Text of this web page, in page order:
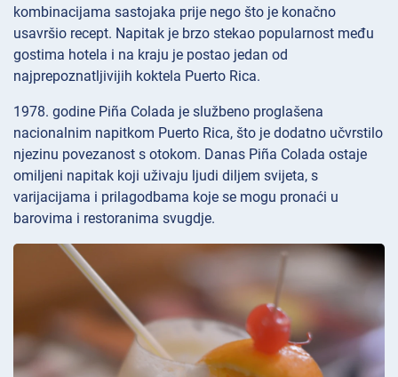
kombinacijama sastojaka prije nego što je konačno
usavršio recept. Napitak je brzo stekao popularnost među
gostima hotela i na kraju je postao jedan od
najprepoznatljivijih koktela Puerto Rica.
1978. godine Piña Colada je službeno proglašena
nacionalnim napitkom Puerto Rica, što je dodatno učvrstilo
njezinu povezanost s otokom. Danas Piña Colada ostaje
omiljeni napitak koji uživaju ljudi diljem svijeta, s
varijacijama i prilagodbama koje se mogu pronaći u
barovima i restoranima svugdje.